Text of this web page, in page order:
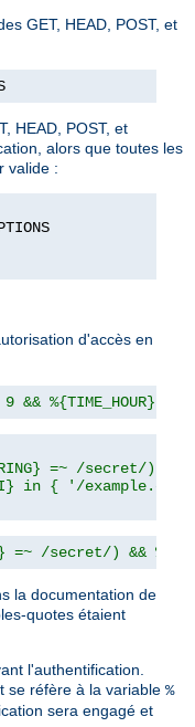
GET, HEAD, POST, et
HEAD, POST, et
alors que toutes les
valide :
d'accès en
9 && %{TIME_HOUR} -
=~ /secret/)"
in { '/
=~ /secret/) &&
la documentation de
quotes étaient
l'authentification.
se réfère à la variable %
sera engagé et